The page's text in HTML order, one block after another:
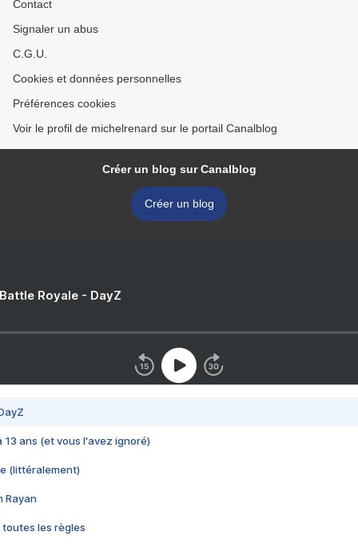
Contact
Signaler un abus
C.G.U.
Cookies et données personnelles
Préférences cookies
Voir le profil de michelrenard sur le portail Canalblog
Créer un blog sur Canalblog
Créer un blog
Royale - DayZ
13 ans (et vous l'avez ignoré)
(littéralement)
Rayan
toutes les règles